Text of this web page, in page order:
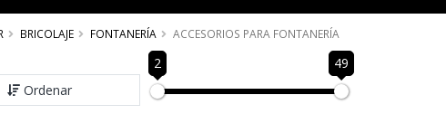
BRICOLAJE FONTANERÍA ACCESORIOS PARA FONTANERÍA
Ordenar
2 49